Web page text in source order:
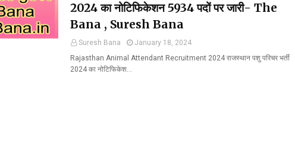
2024 का नोटिफिकेशन 5934 पदों पर जारी- The
Bana , Suresh Bana
Suresh Bana
January 18, 2024
Rajasthan Animal Attendant Recruitment 2024 राजस्थान पशु परिचर भर्ती
2024 का नोटिफिकेश…